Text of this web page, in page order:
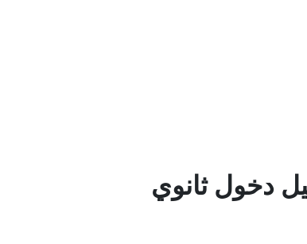
دخول ثانوي